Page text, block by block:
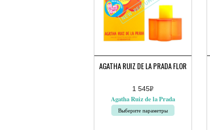
AGATHA RUIZ DE LA PRADA FLOR
1 545Р
УБ.
Agatha Ruiz de la Prada
Выберите параметры